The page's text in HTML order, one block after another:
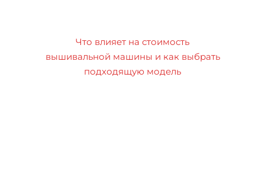
Что влияет на стоимость
вышивальной машины и как выбрать
подходящую модель